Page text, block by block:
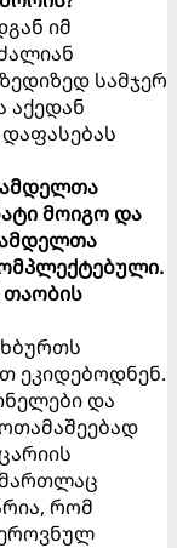
იმ
სამჯერ
აქედან
მოიგო და
თაობის
ეკიდებოდნენ.
და
რომ